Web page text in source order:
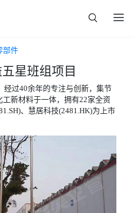
部件
星班组项目
经过40余年的专注与创新，集节
新材料于一体，拥有22家全资
、慧居科技(2481.HK)为上市